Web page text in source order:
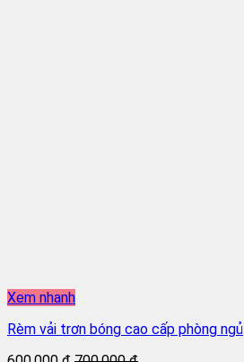
Xem nhanh
Rèm vải trơn bóng cao cấp phòng ngủ